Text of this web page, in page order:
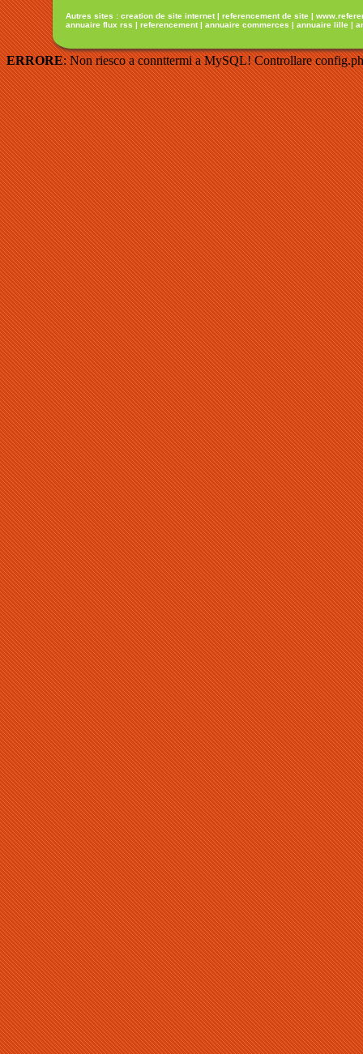
Autres sites : creation de site internet| referencement de site |
annuaire flux rss | referencement| annuaire commerces | annuaire lille |
ERRORE: Non riesco a connttermi a MySQL! Controllare